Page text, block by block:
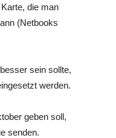
die man
(Netbooks
sein sollte,
werden.
geben soll,
senden.